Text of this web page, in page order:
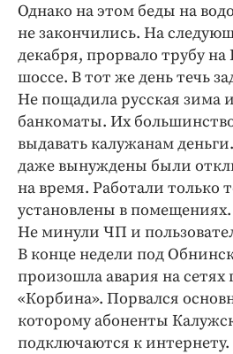
Однако на этом беды на
не закончились. На
декабря, прорвало трубу на
шоссе. В тот же день течь
Не пощадила русская зима
банкоматы. Их
выдавать калужанам
даже вынуждены были
на время. Работали только
установлены в помещениях.
Не минули ЧП и
В конце недели под
произошла авария на сетях
«Корбина». Порвался
которому абоненты
подключаются к интернету.